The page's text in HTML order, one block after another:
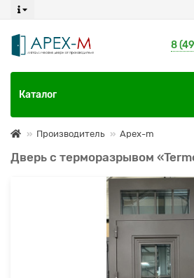
8
Каталог
Производитель Apex-m
Дверь с терморазрывом